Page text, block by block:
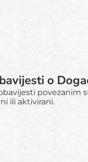
o
povezanim
ili aktivirani.